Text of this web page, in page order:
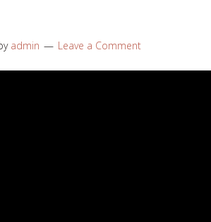
admin Leave a Comment